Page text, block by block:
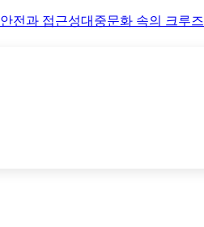
안전과 접근성대중문화 속의 크루즈